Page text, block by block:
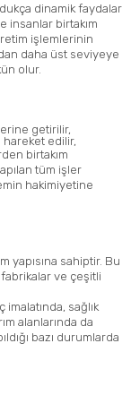
dinamik faydalar
insanlar birtakım
işlemlerinin
daha üst seviyeye
olur.
getirilir,
edilir,
birtakım
tüm işler
hakimiyetine
yapısına sahiptir. Bu
ve çeşitli
sağlık
alanlarında da
bazı durumlarda